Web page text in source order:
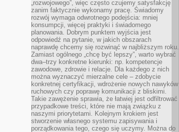
„rozwojowego”, więc często czujemy satysfakcję
zanim faktycznie wykonamy pracę. Świadomy
rozwój wymaga odwrotnego podejścia: mniej
konsumpcji, więcej praktyki i świadomego
planowania. Dobrym punktem wyjścia jest
odpowiedź na pytanie, w jakich obszarach
naprawdę chcemy się rozwinąć w najbliższym roku.
Zamiast ogólnego „chcę być lepszy”, warto wybrać
dwa–trzy konkretne kierunki: np. kompetencje
zawodowe, zdrowie i relacje. Dla każdego z nich
można wyznaczyć mierzalne cele – zdobycie
konkretnej certyfikacji, wdrożenie nowych nawyków
ruchowych czy poprawę komunikacji z bliskimi.
Takie zawężenie sprawia, że łatwiej jest odfiltrować
przypadkowe treści, które nie mają związku z
naszymi priorytetami. Kolejnym krokiem jest
stworzenie własnego systemu zapisywania i
porządkowania tego, czego się uczymy. Można do